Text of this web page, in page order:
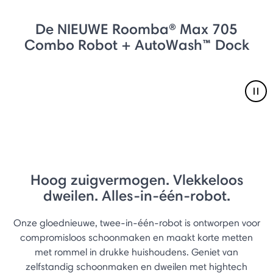
De NIEUWE Roomba® Max 705
Combo Robot + AutoWash™ Dock
Hoog zuigvermogen. Vlekkeloos
dweilen. Alles-in-één-robot.
Onze gloednieuwe, twee-in-één-robot is ontworpen voor
compromisloos schoonmaken en maakt korte metten
met rommel in drukke huishoudens. Geniet van
zelfstandig schoonmaken en dweilen met hightech